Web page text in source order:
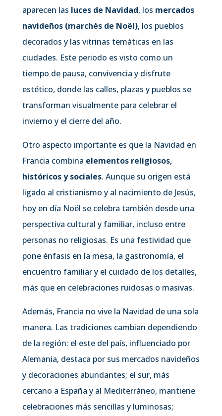
aparecen las luces de Navidad, los mercados
navideños (marchés de Noël), los pueblos
decorados y las vitrinas temáticas en las
ciudades. Este periodo es visto como un
tiempo de pausa, convivencia y disfrute
estético, donde las calles, plazas y pueblos se
transforman visualmente para celebrar el
invierno y el cierre del año.
Otro aspecto importante es que la Navidad en
Francia combina elementos religiosos,
históricos y sociales. Aunque su origen está
ligado al cristianismo y al nacimiento de Jesús,
hoy en día Noël se celebra también desde una
perspectiva cultural y familiar, incluso entre
personas no religiosas. Es una festividad que
pone énfasis en la mesa, la gastronomía, el
encuentro familiar y el cuidado de los detalles,
más que en celebraciones ruidosas o masivas.
Además, Francia no vive la Navidad de una sola
manera. Las tradiciones cambian dependiendo
de la región: el este del país, influenciado por
Alemania, destaca por sus mercados navideños
y decoraciones abundantes; el sur, más
cercano a España y al Mediterráneo, mantiene
celebraciones más sencillas y luminosas;